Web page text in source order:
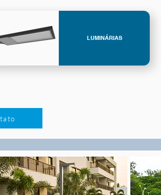
LUMINÁRIAS